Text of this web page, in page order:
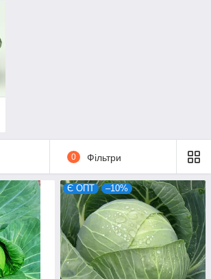
0 Фільтри
Є ОПТ –10%